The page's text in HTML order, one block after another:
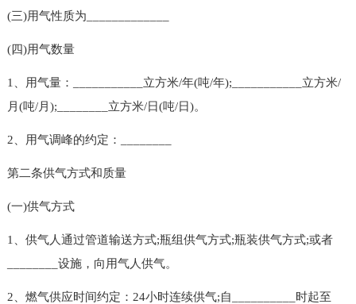
(三)用气性质为_____________
(四)用气数量
1、用气量：___________立方米/年(吨/年);___________立方米/
月(吨/月);________立方米/日(吨/日)。
2、用气调峰的约定：________
第二条供气方式和质量
(一)供气方式
1、供气人通过管道输送方式;瓶组供气方式;瓶装供气方式;或者
________设施，向用气人供气。
2、燃气供应时间约定：24小时连续供气;自__________时起至